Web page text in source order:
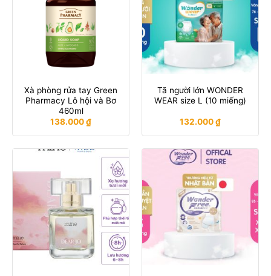
Xà phòng rửa tay Green
Pharmacy Lô hội và Bơ
460ml
138.000₫
Tã người lớn WONDER
WEAR size L (10 miếng)
132.000₫